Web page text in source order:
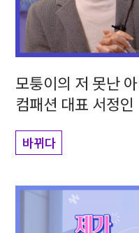
모퉁이의 저 못난
컴패션 대표 서정인
바뀌다